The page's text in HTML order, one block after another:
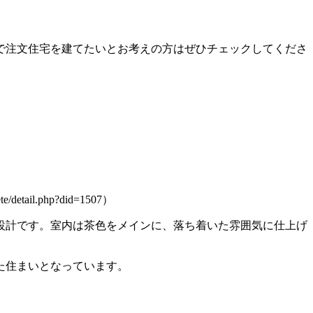
文住宅を建てたいとお考えの方はぜひチェックしてくださ
detail.php?did=1507）
です。室内は茶色をメインに、落ち着いた雰囲気に仕上げ
まいとなっています。